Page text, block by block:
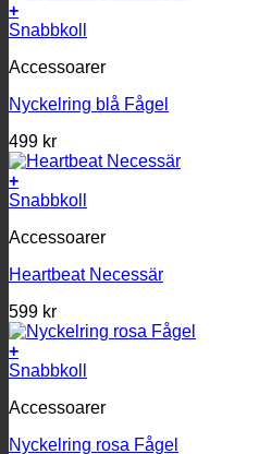
+
Snabbkoll
Accessoarer
Nyckelring blå Fågel
499 kr
+
Snabbkoll
Accessoarer
Heartbeat Necessär
599 kr
+
Snabbkoll
Accessoarer
Nyckelring rosa Fågel